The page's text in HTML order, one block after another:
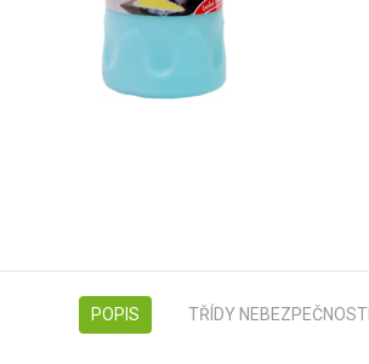
POPIS TŘÍDY NEBEZPEČNOSTI